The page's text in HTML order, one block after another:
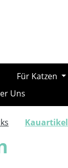
Für Katzen
Uns
Kauartikel